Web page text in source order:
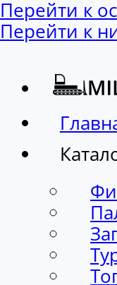
Перейти к
Перейти к